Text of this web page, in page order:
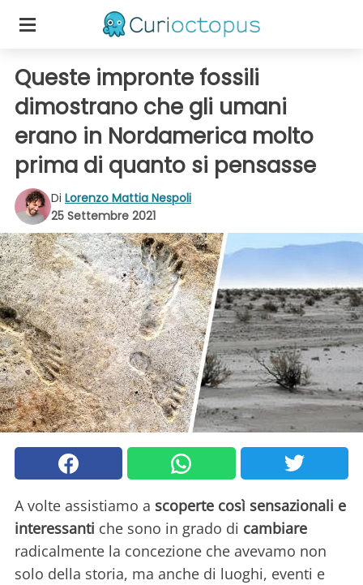
Queste impronte fossili
dimostrano che gli umani
erano in Nordamerica molto
prima di quanto si pensasse
Di Lorenzo Mattia Nespoli
25 Settembre 2021
A volte assistiamo a scoperte così sensazionali e
interessanti che sono in grado di cambiare
radicalmente la concezione che avevamo non
solo della storia, ma anche di luoghi, eventi e